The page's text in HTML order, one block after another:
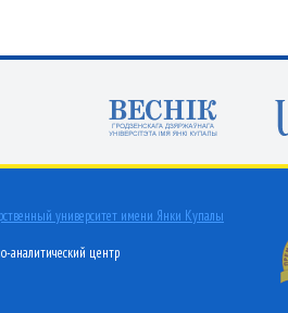
университет имени Янки Купалы
аналитический центр